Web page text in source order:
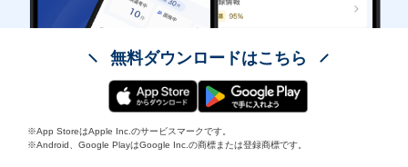
無料ダウンロードはこちら
※App StoreはApple Inc.のサービスマークです。
※Android、Google PlayはGoogle Inc.の商標または登録商標です。